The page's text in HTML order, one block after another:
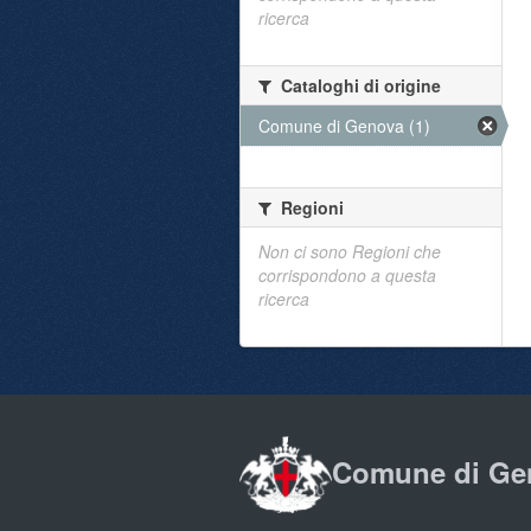
ricerca
Cataloghi di origine
Comune di Genova (1)
Regioni
Non ci sono Regioni che
corrispondono a questa
ricerca
Comune di